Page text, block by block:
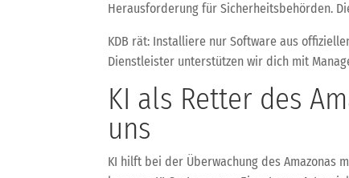
Herausforderung für Sicherheitsbehörden.
KDB rät: Installiere nur Software aus
Dienstleister unterstützen wir dich mit
KI als Retter des
uns
KI hilft bei der Überwachung des Amazonas